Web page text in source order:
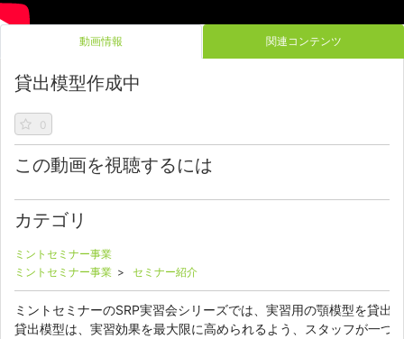
動画情報 関連コンテンツ
貸出模型作成中
0
この動画を視聴するには
カテゴリ
ミントセミナー事業
ミントセミナー事業 > セミナー紹介
ミントセミナーのSRP実習会シリーズでは、実習用の顎模型を貸出
貸出模型は、実習効果を最大限に高められるよう、スタッフが一つ